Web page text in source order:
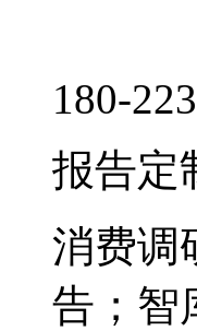
180-
报告定
消费调
告；智